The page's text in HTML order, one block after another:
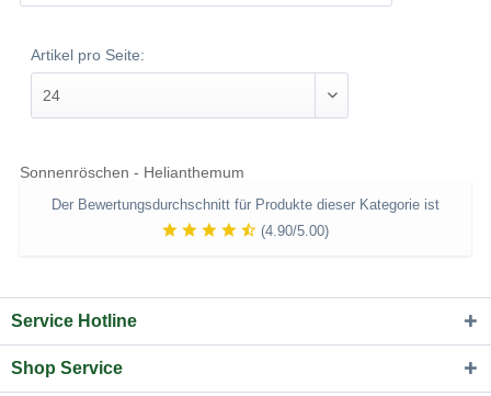
Artikel pro Seite:
Sonnenröschen - Helianthemum
Der Bewertungsdurchschnitt für Produkte dieser Kategorie ist
(4.90/5.00)
Service Hotline
Shop Service